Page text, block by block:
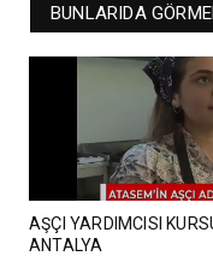
BUNLARIDA
AŞÇI YARDIMCISI
ANTALYA